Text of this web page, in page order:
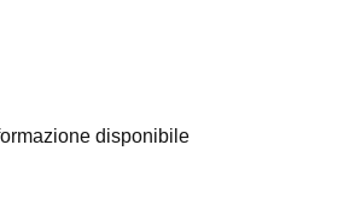
disponibile